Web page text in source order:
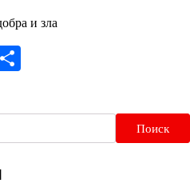
и зла
Поиск